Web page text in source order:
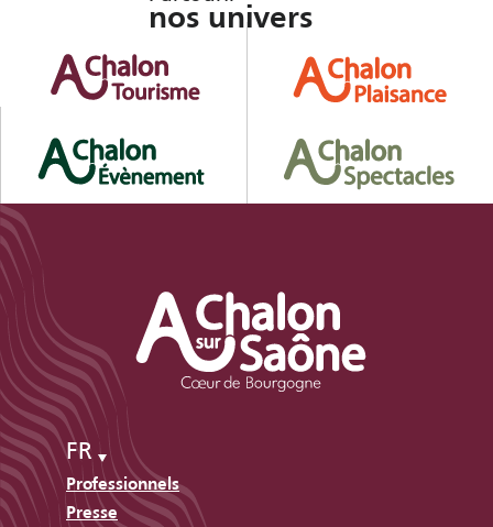
nos univers
FR
Professionnels
Presse